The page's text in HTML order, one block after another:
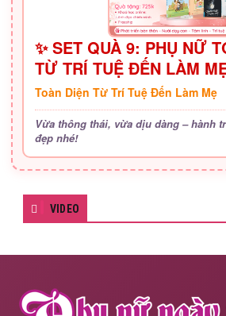
✨ SET QUÀ 9: PHỤ NỮ
TỪ TRÍ TUỆ ĐẾN LÀM
Toàn Diện Từ Trí Tuệ Đến Làm Mẹ
Vừa thông thái, vừa dịu dàng – hành
đẹp nhé!
VIDEO